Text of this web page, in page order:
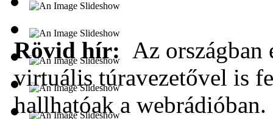
Rövid hír: Az
virtuális túravezetővel is
hallhatóak a webrádióban.